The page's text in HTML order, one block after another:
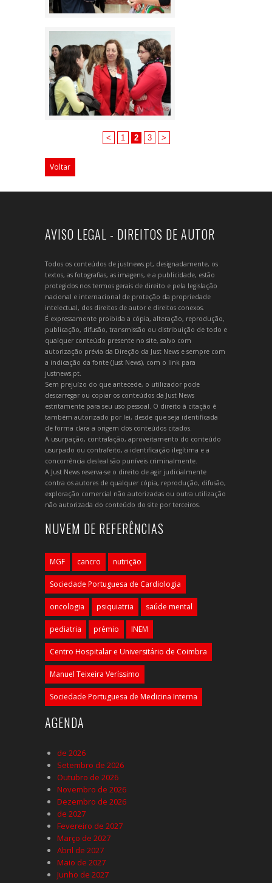
< 1 2 3 >
Voltar
AVISO LEGAL - DIREITOS DE AUTOR
Todos os conteúdos de justnews.pt, designadamente, os
textos, as fotografias, as imagens, e a publicidade, estão
protegidos nos termos gerais de direito e pela legislação
nacional e internacional de proteção da propriedade
intelectual, dos direitos de autor e direitos conexos.
É expressamente proibida a cópia, alteração, reprodução,
publicação, difusão, transmissão ou distribuição de todo e
qualquer conteúdo presente no site, salvo com
autorização prévia da Direção da Just News e sempre com
a indicação da fonte (Just News), com o link para
justnews.pt.
Sem prejuízo do que antecede, o utilizador pode
descarregar ou copiar os conteúdos da Just News
estritamente para seu uso pessoal. O direito à citação é
também autorizado por lei, desde que seja identificada
de forma clara a origem dos conteúdos citados.
A usurpação, contrafação, aproveitamento do conteúdo
usurpado ou contrafeito, a identificação ilegítima e a
concorrência desleal são puníveis criminalmente.
A Just News reserva-se o direito de agir judicialmente
contra os autores de qualquer cópia, reprodução, difusão,
exploração comercial não autorizadas ou outra utilização
não autorizada do conteúdo do site por terceiros.
NUVEM DE REFERÊNCIAS
MGF cancro nutrição
Sociedade Portuguesa de Cardiologia
oncologia psiquiatria saúde mental
pediatria prémio INEM
Centro Hospitalar e Universitário de Coimbra
Manuel Teixeira Veríssimo
Sociedade Portuguesa de Medicina Interna
AGENDA
de 2026
Setembro de 2026
Outubro de 2026
Novembro de 2026
Dezembro de 2026
de 2027
Fevereiro de 2027
Março de 2027
Abril de 2027
Maio de 2027
Junho de 2027